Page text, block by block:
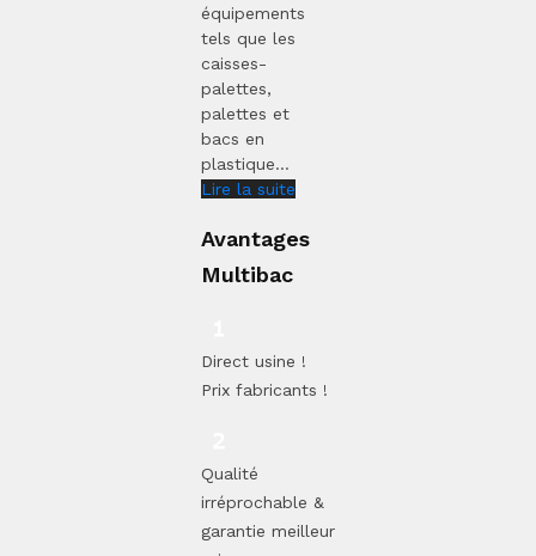
équipements
tels que les
caisses-
palettes,
palettes et
bacs en
plastique...
Lire la suite
Avantages
Multibac
Direct usine !
Prix fabricants !
Qualité
irréprochable &
garantie meilleur